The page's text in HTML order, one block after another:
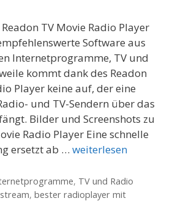
TV Movie Radio Player
Software aus
Internetprogramme, TV und
kommt dank des Readon
Player keine auf, der eine
und TV-Sendern über das
Bilder und Screenshots zu
Radio Player Eine schnelle
ersetzt ab … weiterlesen
, TV und Radio
, bester radioplayer mit